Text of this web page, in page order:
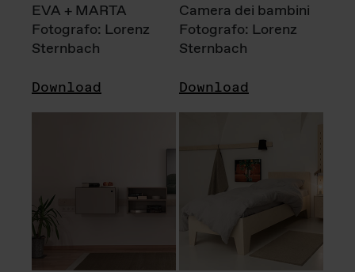
EVA + MARTA
Fotografo: Lorenz
Sternbach
Download
Camera dei bambini
Fotografo: Lorenz
Sternbach
Download